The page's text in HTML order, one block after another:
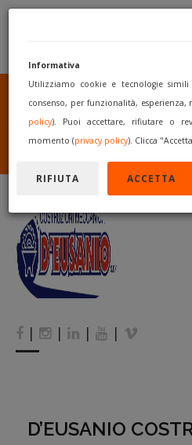
SEI UN
O UN
PUBBLICA
I TUOI
INIZIA A
| | | |
D’EUSANIO
Informativa
Utilizziamo cookie e tecnologie
consenso, per funzionalità,
policy). Puoi accettare, rifiutare o
momento (privacy policy). Clicca
RIFIUTA ACCETTA